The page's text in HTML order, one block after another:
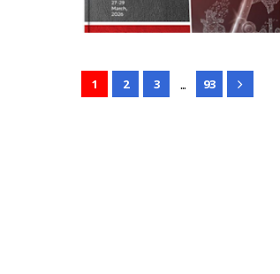
1 2 3 ... 93